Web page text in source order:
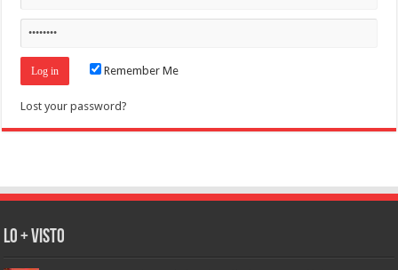
Remember Me
Lost your password?
Lo + Visto